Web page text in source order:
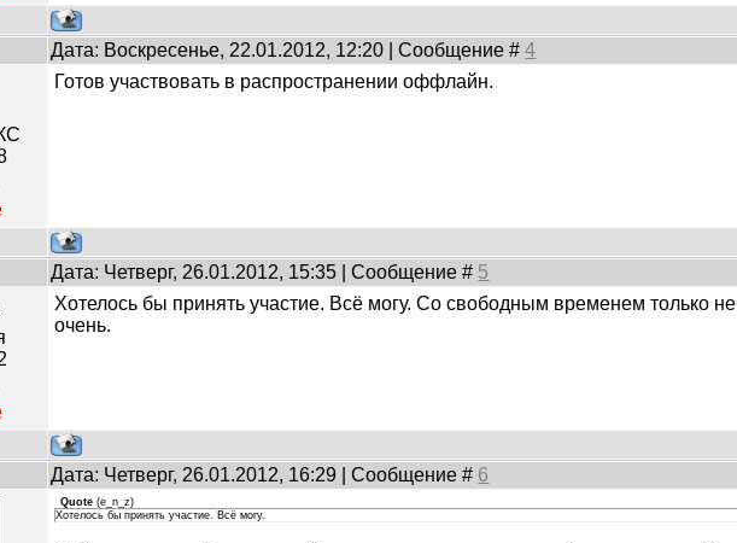
Дата: Воскресенье, 22.01.2012, 12:20 | Сообщение #4
Готов участвовать в распространении оффлайн.
Дата: Четверг, 26.01.2012, 15:35 | Сообщение # 5
Хотелось бы принять участие. Всё могу. Со свободным временем только не
очень.
Дата: Четверг, 26.01.2012, 16:29 | Сообщение # 6
Quote (e_n_z)
Хотелось бы принять участие. Всё могу.